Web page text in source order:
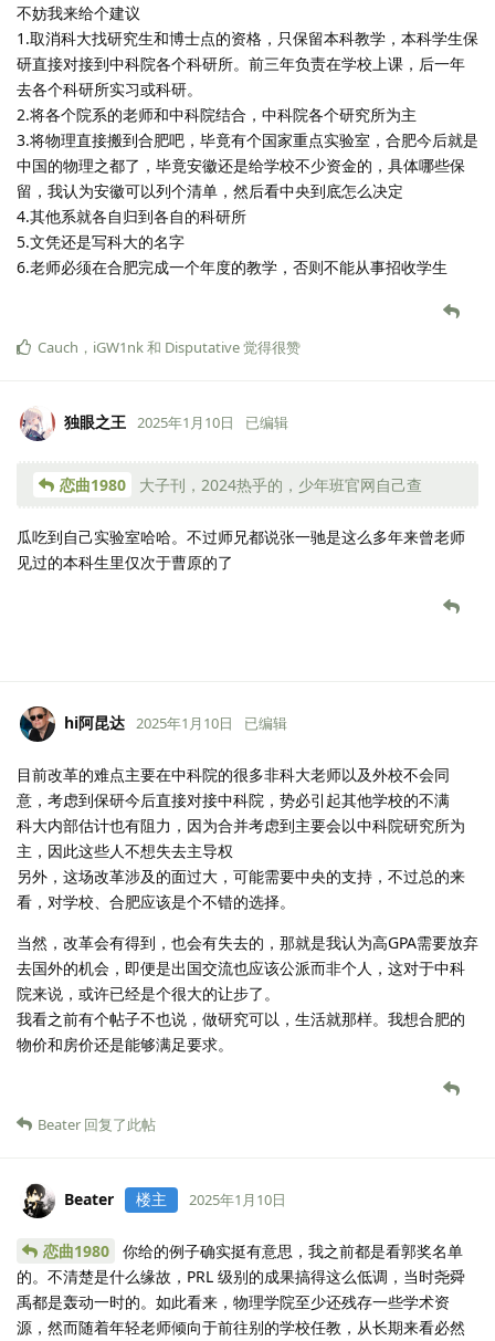
不妨我来给个建议
1.取消科大找研究生和博士点的资格，只保留本科教学，本科学生保
研直接对接到中科院各个科研所。前三年负责在学校上课，后一年
去各个科研所实习或科研。
2.将各个院系的老师和中科院结合，中科院各个研究所为主
3.将物理直接搬到合肥吧，毕竟有个国家重点实验室，合肥今后就是
中国的物理之都了，毕竟安徽还是给学校不少资金的，具体哪些保
留，我认为安徽可以列个清单，然后看中央到底怎么决定
4.其他系就各自归到各自的科研所
5.文凭还是写科大的名字
6.老师必须在合肥完成一个年度的教学，否则不能从事招收学生
Cauch ， iGW1nk和 Disputative觉得很赞
独眼之王 2025年1月10日 已编辑
恋曲1980 大子刊，2024热乎的，少年班官网自己查
瓜吃到自己实验室哈哈。不过师兄都说张一驰是这么多年来曾老师
见过的本科生里仅次于曹原的了
hi阿昆达 2025年1月10日 已编辑
目前改革的难点主要在中科院的很多非科大老师以及外校不会同
意，考虑到保研今后直接对接中科院，势必引起其他学校的不满
科大内部估计也有阻力，因为合并考虑到主要会以中科院研究所为
主，因此这些人不想失去主导权
另外，这场改革涉及的面过大，可能需要中央的支持，不过总的来
看，对学校、合肥应该是个不错的选择。
当然，改革会有得到，也会有失去的，那就是我认为高GPA需要放弃
去国外的机会，即便是出国交流也应该公派而非个人，这对于中科
院来说，或许已经是个很大的让步了。
我看之前有个帖子不也说，做研究可以，生活就那样。我想合肥的
物价和房价还是能够满足要求。
Beater 回复了此帖
Beater 楼主 2025年1月10日
恋曲1980
你给的例子确实挺有意思，我之前都是看郭奖名单
的。不清楚是什么缘故，PRL 级别的成果搞得这么低调，当时尧舜
禹都是轰动一时的。如此看来，物理学院至少还残存一些学术资
源，然而随着年轻老师倾向于前往别的学校任教，从长期来看必然